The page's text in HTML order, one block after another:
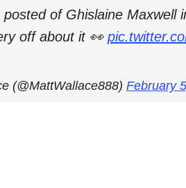
posted of Ghislaine Maxwell
off about it 👀
(@MattWallace888) February